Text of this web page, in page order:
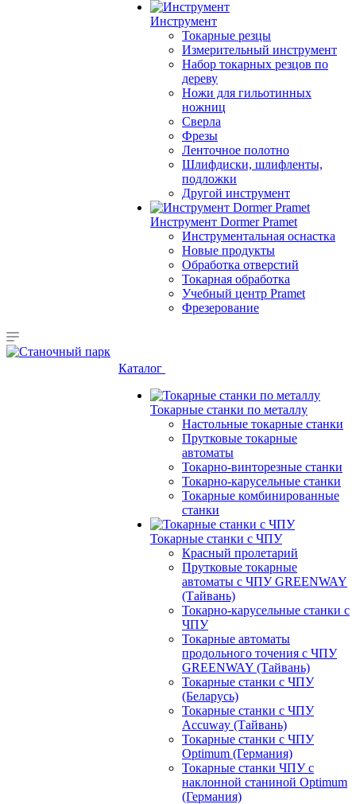
Инструмент
Токарные резцы
Измерительный инструмент
Набор токарных резцов по
дереву
Ножи для гильотинных
ножниц
Сверла
Фрезы
Ленточное полотно
Шлифдиски, шлифленты,
подложки
Другой инструмент
Инструмент Dormer Pramet
Инструментальная оснастка
Новые продукты
Обработка отверстий
Токарная обработка
Учебный центр Pramet
Фрезерование
Каталог
Токарные станки по металлу
Настольные токарные станки
Прутковые токарные
автоматы
Токарно-винторезные станки
Токарно-карусельные станки
Токарные комбинированные
станки
Токарные станки с ЧПУ
Красный пролетарий
Прутковые токарные
автоматы с ЧПУ GREENWAY
(Тайвань)
Токарно-карусельные станки с
ЧПУ
Токарные автоматы
продольного точения с ЧПУ
GREENWAY (Тайвань)
Токарные станки с ЧПУ
(Беларусь)
Токарные станки с ЧПУ
Accuway (Тайвань)
Токарные станки с ЧПУ
Optimum (Германия)
Токарные станки ЧПУ с
наклонной станиной Optimum
(Германия)